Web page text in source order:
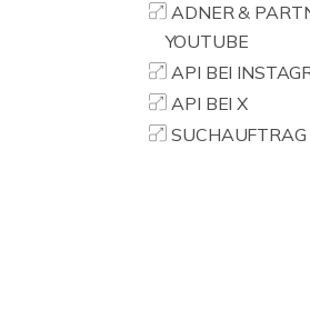
ADNER &
YOUTUBE
API BEI
API BEI X